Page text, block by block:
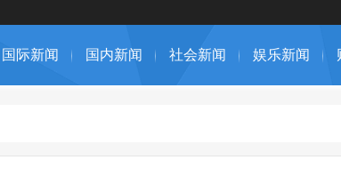
国际新闻 国内新闻 社会新闻 娱乐新闻